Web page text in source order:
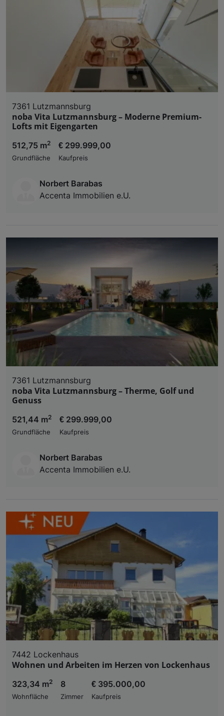
7361 Lutzmannsburg
noba Vita Lutzmannsburg – Moderne Premium-
Lofts mit Eigengarten
512,75 m2
Grundfläche
€ 299.999,00
Kaufpreis
Norbert Barabas
Accenta Immobilien e.U.
7361 Lutzmannsburg
noba Vita Lutzmannsburg – Therme, Golf und
Genuss
521,44 m2
Grundfläche
€ 299.999,00
Kaufpreis
Norbert Barabas
Accenta Immobilien e.U.
7442 Lockenhaus
Wohnen und Arbeiten im Herzen von Lockenhaus
323,34 m2
Wohnfläche
8
Zimmer
€ 395.000,00
Kaufpreis